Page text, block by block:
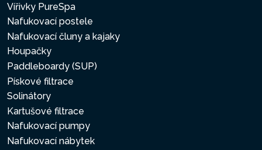
Vířivky PureSpa
Nafukovací postele
Nafukovací čluny a kajaky
Houpačky
Paddleboardy (SUP)
Pískové filtrace
Solinátory
Kartušové filtrace
Nafukovací pumpy
Nafukovací nábytek